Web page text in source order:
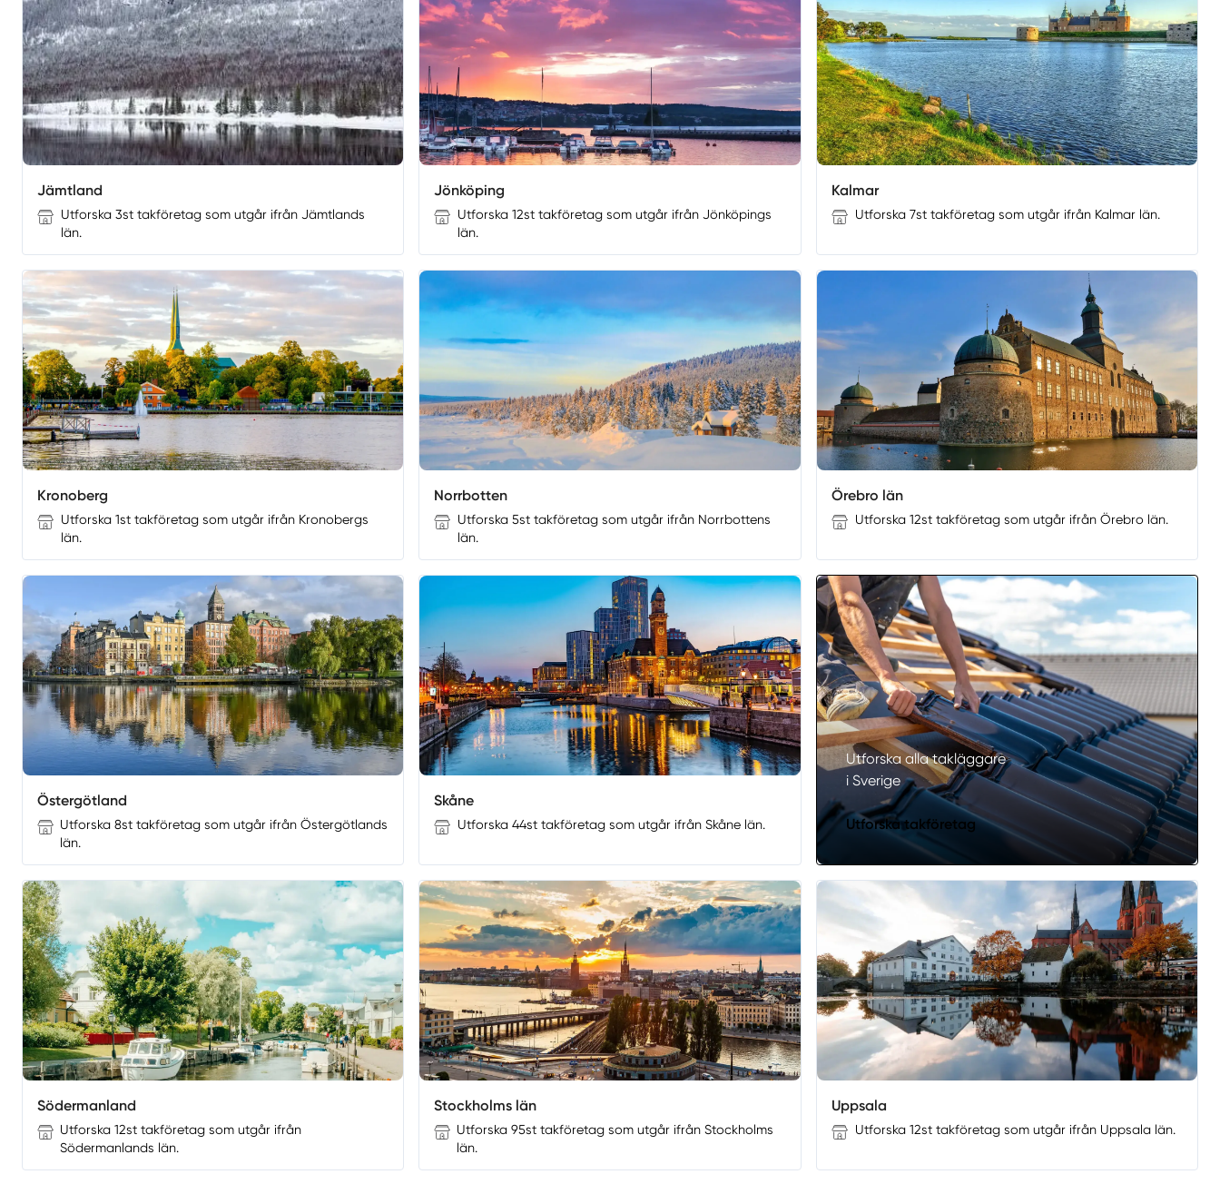
Jämtland
Utforska 3st takföretag som utgår ifrån Jämtlands
län.
Jönköping
Utforska 12st takföretag som utgår ifrån Jönköpings
län.
Kalmar
Utforska 7st takföretag som utgår ifrån Kalmar län.
Kronoberg
Utforska 1st takföretag som utgår ifrån Kronobergs
län.
Norrbotten
Utforska 5st takföretag som utgår ifrån Norrbottens
län.
Örebro län
Utforska 12st takföretag som utgår ifrån Örebro län.
Östergötland
Utforska 8st takföretag som utgår ifrån Östergötlands
län.
Skåne
Utforska 44st takföretag som utgår ifrån Skåne län.
Utforska alla takläggare
i Sverige
Utforska takföretag
Södermanland
Utforska 12st takföretag som utgår ifrån
Södermanlands län.
Stockholms län
Utforska 95st takföretag som utgår ifrån Stockholms
län.
Uppsala
Utforska 12st takföretag som utgår ifrån Uppsala län.